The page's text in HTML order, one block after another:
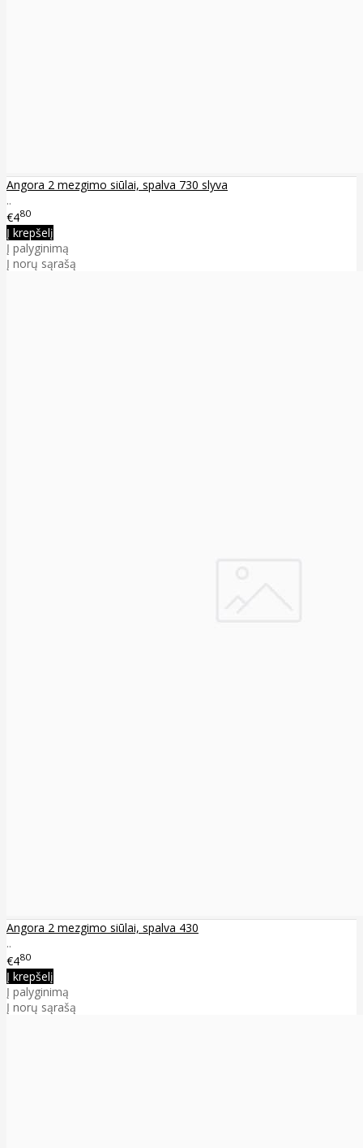
Angora 2 mezgimo siūlai, spalva 730 slyva
..
€480
Į krepšelį
Į palyginimą
Į norų sąrašą
Angora 2 mezgimo siūlai, spalva 430
..
€480
Į krepšelį
Į palyginimą
Į norų sąrašą